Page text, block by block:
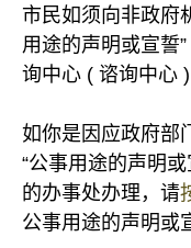
市民如须向非政府
用途的声明或宣誓
询中心 ( 谘询中心
如你是因应政府部
“公事用途的声明或
的办事处办理，请
公事用途的声明或